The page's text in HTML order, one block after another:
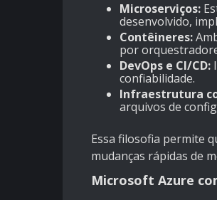
Microserviços:
desenvolvido,
Contêineres:
por
DevOps e CI/CD:
confiabilidade.
Infraestrutura
arquivos de
Essa filosofia permite
mudanças rápidas de
Microsoft Azure